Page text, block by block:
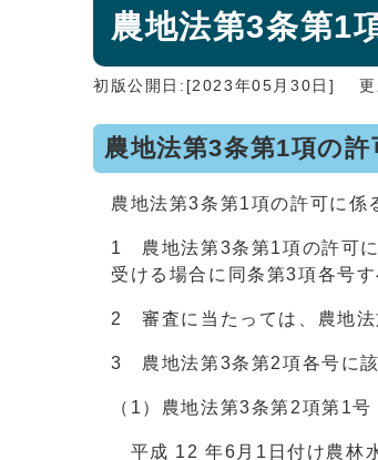
農地法第3条第1
初版公開日:[2023年05月30日]
農地法第3条第1項の
農地法第3条第1項の許可に係
1 農地法第3条第1項の許可に
受ける場合に同条第3項各号
2 審査に当たっては、農地法
3 農地法第3条第2項各号に該
（1）農地法第3条第2項第1号
平成 12 年6月1日付け農林